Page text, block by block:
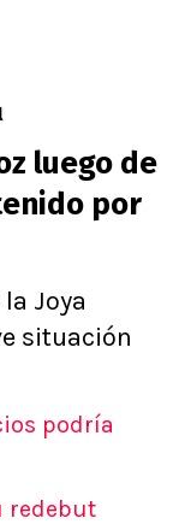
luego de
por
Joya
situación
podría
redebut